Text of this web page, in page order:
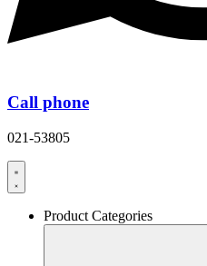
Call phone
021-53805
Product Categories